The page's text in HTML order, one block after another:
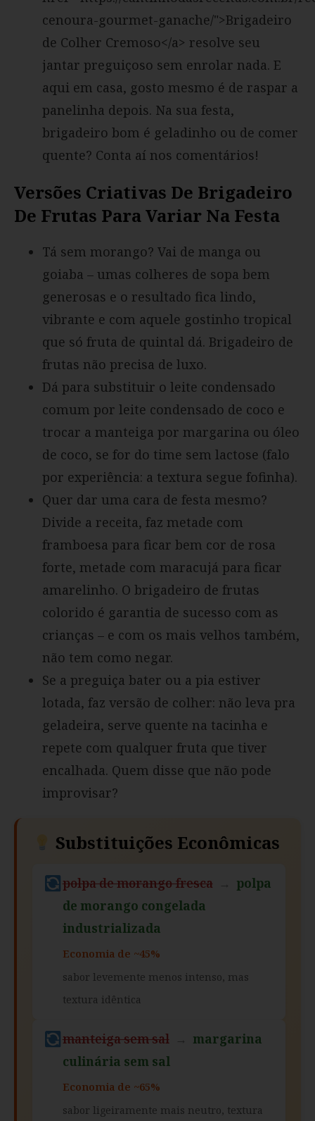
cenoura-gourmet-ganache/">Brigadeiro
de Colher Cremoso</a> resolve seu
jantar preguiçoso sem enrolar nada. E
aqui em casa, gosto mesmo é de raspar a
panelinha depois. Na sua festa,
brigadeiro bom é geladinho ou de comer
quente? Conta aí nos comentários!
Versões Criativas De Brigadeiro
De Frutas Para Variar Na Festa
Tá sem morango? Vai de manga ou
goiaba – umas colheres de sopa bem
generosas e o resultado fica lindo,
vibrante e com aquele gostinho tropical
que só fruta de quintal dá. Brigadeiro de
frutas não precisa de luxo.
Dá para substituir o leite condensado
comum por leite condensado de coco e
trocar a manteiga por margarina ou óleo
de coco, se for do time sem lactose (falo
por experiência: a textura segue fofinha).
Quer dar uma cara de festa mesmo?
Divide a receita, faz metade com
framboesa para ficar bem cor de rosa
forte, metade com maracujá para ficar
amarelinho. O brigadeiro de frutas
colorido é garantia de sucesso com as
crianças – e com os mais velhos também,
não tem como negar.
Se a preguiça bater ou a pia estiver
lotada, faz versão de colher: não leva pra
geladeira, serve quente na tacinha e
repete com qualquer fruta que tiver
encalhada. Quem disse que não pode
improvisar?
Substituições Econômicas
polpa de morango fresca → polpa
de morango congelada
industrializada
Economia de ~45%
sabor levemente menos intenso, mas
textura idêntica
manteiga sem sal → margarina
culinária sem sal
Economia de ~65%
sabor ligeiramente mais neutro, textura